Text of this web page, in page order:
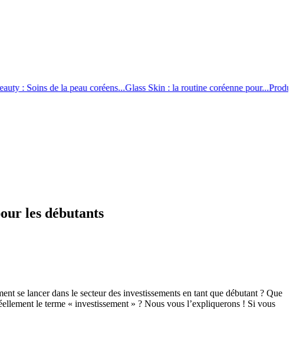
: Soins de la peau coréens...Glass Skin : la routine coréenne pour...Produits
les débutants
se lancer dans le secteur des investissements en tant que débutant ? Que
le terme « investissement » ? Nous vous l’expliquerons ! Si vous